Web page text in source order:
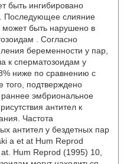
быть ингибировано
Последующее слияние
может быть нарушено в
. Согласно
беременности у пар,
к сперматозоидам у
ниже по сравнению с
того, подтверждено
эмбриональное
антител к
Частота
антител у бездетных пар
a et at Hum Reprod
Hum Reprod (1995) 10,